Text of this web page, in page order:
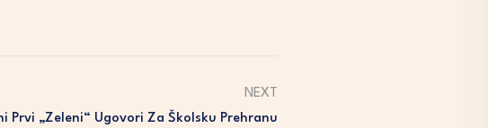
NEXT
Prvi „zeleni“ Ugovori Za Školsku Prehranu